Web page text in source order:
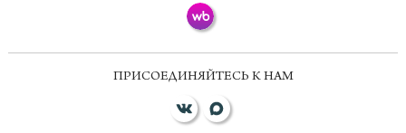
ПРИСОЕДИНЯЙТЕСЬ К НАМ